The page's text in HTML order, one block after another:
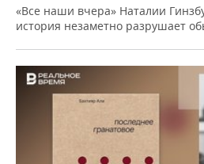
«Все наши вчера» Наталии
история незаметно разрушает